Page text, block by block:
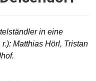
in eine
r.): Matthias Hörl, Tristan